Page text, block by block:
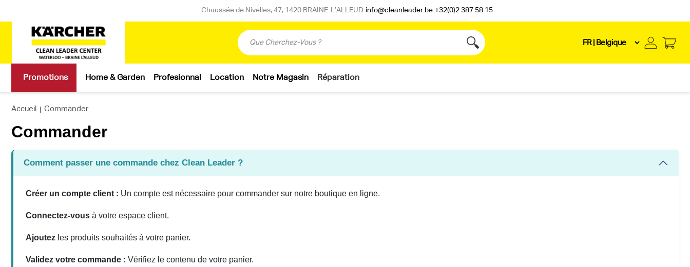
Chaussée de Nivelles, 47, 1420 BRAINE-L’ALLEUD info@cleanleader.be +32(0)2 387 58 15
Accueil | Commander
Commander
Comment passer une commande chez Clean Leader ?
Créer un compte client : Un compte est nécessaire pour commander sur notre boutique en ligne.
Connectez-vous à votre espace client.
Ajoutez les produits souhaités à votre panier.
Validez votre commande : Vérifiez le contenu de votre panier.
Promotions Home & Garden Profesionnal Location Notre Magasin Réparation